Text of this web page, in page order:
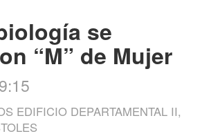
se
“M” de Mujer
EDIFICIO DEPARTAMENTAL II,